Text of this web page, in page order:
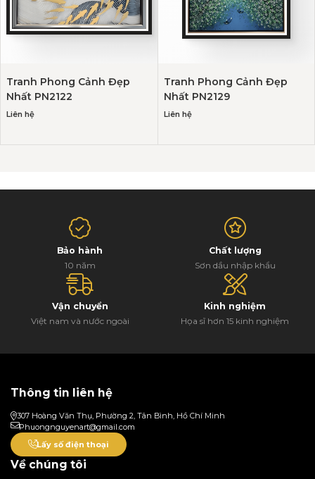
Tranh Phong Cảnh Đẹp
Nhất PN2122
Liên hệ
Tranh Phong Cảnh Đẹp
Nhất PN2129
Liên hệ
Bảo hành
10 năm
Chất lượng
Sơn dầu nhập khẩu
Vận chuyển
Việt nam và nước ngoài
Kinh nghiệm
Họa sĩ hơn 15 kinh nghiệm
Thông tin liên hệ
307 Hoàng Văn Thụ, Phường 2, Tân Bình, Hồ Chí Minh
Phuongnguyenart@gmail.com
Lấy số điện thoại
Về chúng tôi